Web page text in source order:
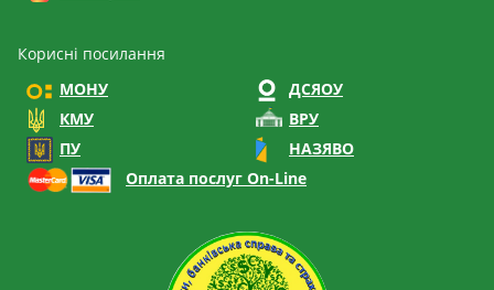
Корисні посилання
МОНУ
ДСЯОУ
КМУ
ВРУ
ПУ
НАЗЯВО
Оплата послуг On-Line